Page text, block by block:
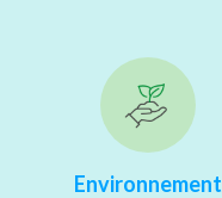
Environnement